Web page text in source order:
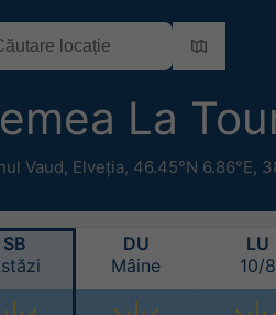
La
Vaud, Elveția, 46.45°N 6.86°E,
SB
DU
Mâine
LU
10/8